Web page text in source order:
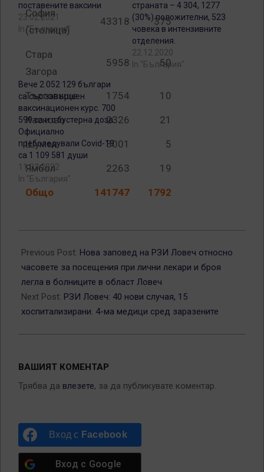
София
(столица)
43318 375
Стара
Загора
5958 50
Търговище 1754 10
Хасково 2326 21
Шумен 3001 5
Ямбол 2263 19
Общо 141747 1792
поставените ваксини
23.02.2021
In "България"
страната – 4 304, 1277
(30%) положителни, 523
човека в интензивните
отделения.
22.12.2020
In "България"
Вече 2 052 129 българи
са със завършен
ваксинационен курс. 700
599 са и с бустерна доза.
Официално
преболедували Covid-19
са 1 109 581 души
11.03.2022
In "България"
11-
29
Previous Post: Нова заповед на РЗИ Ловеч относно
часовете за посещения при лични лекари и броя
легла в болниците в област Ловеч
Next Post: РЗИ Ловеч: 40 нови случая, 15
хоспитализирани. 4-ма медици сред заразените
ВАШИЯТ КОМЕНТАР
Трябва да влезете, за да публикувате коментар.
Вход с Facebook
Вход с Google